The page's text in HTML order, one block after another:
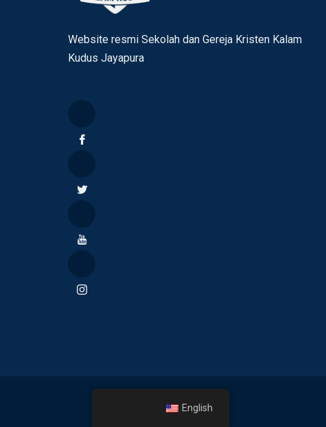
Website resmi Sekolah dan Gereja Kristen Kalam
Kudus Jayapura
English